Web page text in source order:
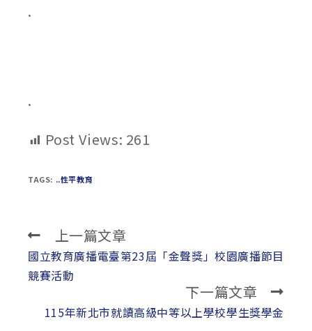
.
.
Post Views: 261
TAGS: ..性平教育
Read
more
articles
上一篇文章
國立教育廣播電臺第23屆「金聲獎」校園廣播節目
競賽活動
下一篇文章
115年新北市就讀高級中等以上學校學生獎學金